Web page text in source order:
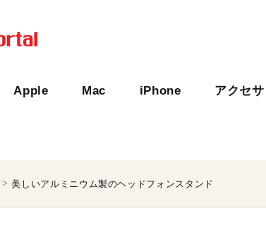
Apple Mac iPhone アクセサ
美しいアルミニウム製のヘッドフォンスタンド